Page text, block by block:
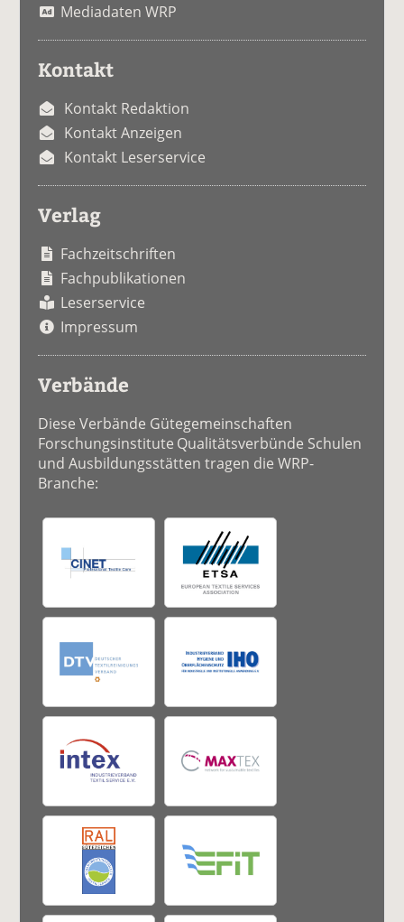
Mediadaten WRP
Kontakt
Kontakt Redaktion
Kontakt Anzeigen
Kontakt Leserservice
Verlag
Fachzeitschriften
Fachpublikationen
Leserservice
Impressum
Verbände
Diese Verbände Gütegemeinschaften
Forschungsinstitute Qualitätsverbünde Schulen
und Ausbildungsstätten tragen die WRP-
Branche: